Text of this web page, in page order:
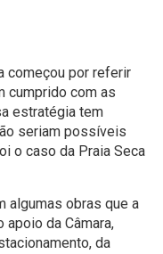
começou por referir
cumprido com as
estratégia tem
seriam possíveis
o caso da Praia Seca
algumas obras que a
da Câmara,
da